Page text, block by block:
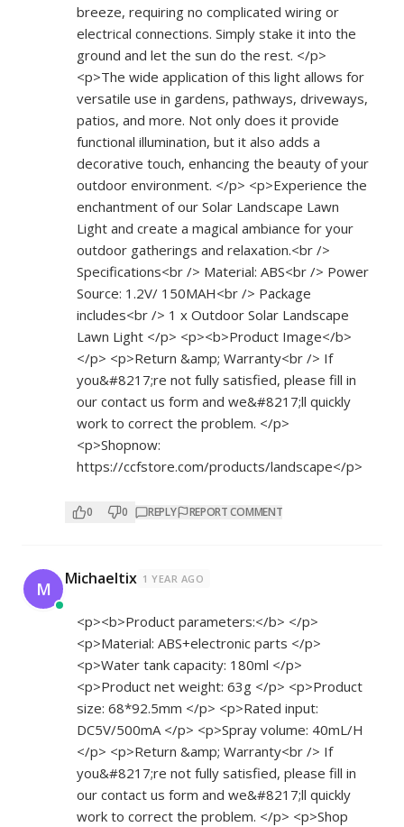
breeze, requiring no complicated wiring or
electrical connections. Simply stake it into the
ground and let the sun do the rest. </p>
<p>The wide application of this light allows for
versatile use in gardens, pathways, driveways,
patios, and more. Not only does it provide
functional illumination, but it also adds a
decorative touch, enhancing the beauty of your
outdoor environment. </p> <p>Experience the
enchantment of our Solar Landscape Lawn
Light and create a magical ambiance for your
outdoor gatherings and relaxation.<br />
Specifications<br /> Material: ABS<br /> Power
Source: 1.2V/ 150MAH<br /> Package
includes<br /> 1 x Outdoor Solar Landscape
Lawn Light </p> <p><b>Product Image</b>
</p> <p>Return &amp; Warranty<br /> If
you&#8217;re not fully satisfied, please fill in
our contact us form and we&#8217;ll quickly
work to correct the problem. </p>
<p>Shopnow:
https://ccfstore.com/products/landscape</p>
0 0 REPLY REPORT COMMENT
M Michaeltix 1 YEAR AGO
<p><b>Product parameters:</b> </p>
<p>Material: ABS+electronic parts </p>
<p>Water tank capacity: 180ml </p>
<p>Product net weight: 63g </p> <p>Product
size: 68*92.5mm </p> <p>Rated input:
DC5V/500mA </p> <p>Spray volume: 40mL/H
</p> <p>Return &amp; Warranty<br /> If
you&#8217;re not fully satisfied, please fill in
our contact us form and we&#8217;ll quickly
work to correct the problem. </p> <p>Shop